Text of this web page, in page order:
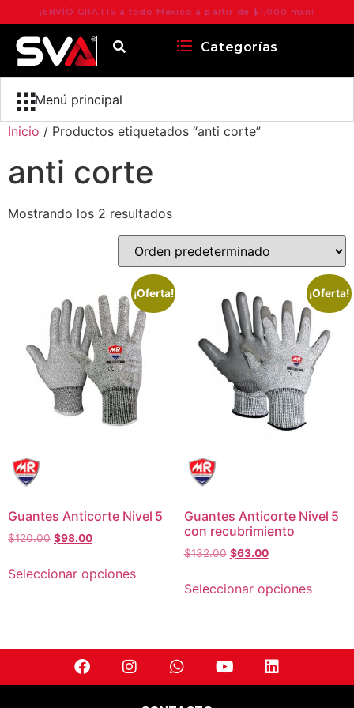
¡ENVÍO GRATIS a todo México a partir de $1,000 mxn!
Categorías
Menú principal
Inicio / Productos etiquetados “anti corte”
anti corte
Mostrando los 2 resultados
¡Oferta!
Guantes Anticorte Nivel 5
$120.00 $98.00
Seleccionar opciones
¡Oferta!
Guantes Anticorte Nivel 5
con recubrimiento
$132.00 $63.00
Seleccionar opciones